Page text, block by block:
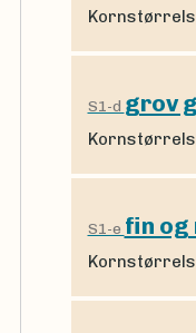
S1-d grov
S1-e fin og